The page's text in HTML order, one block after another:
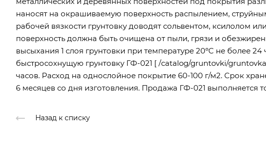
наносят на окрашиваемую поверхность распылением,
рабочей вязкости грунтовку доводят сольвентом, ксилолом
поверхность должна быть очищена от пыли, грязи и
высыхания 1 слоя грунтовки при температуре 20ºС не более
быстросохнущую грунтовку ГФ-021 [ /catalog/gruntovki/
часов. Расход на однослойное покрытие 60-100 г/м2. Срок
6 месяцев со дня изготовления. Продажа ГФ-021 выполняется
Назад к списку